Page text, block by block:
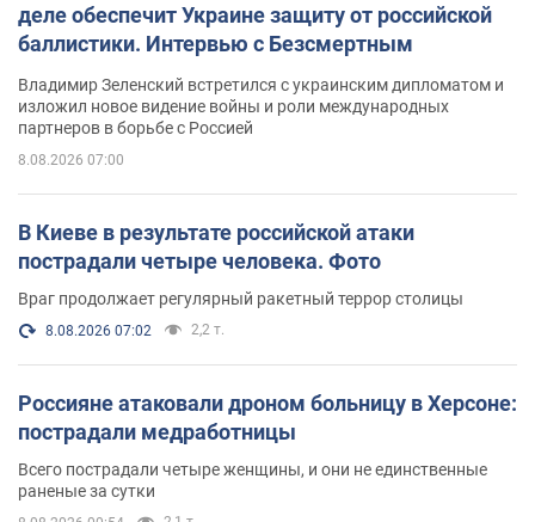
деле обеспечит Украине защиту от российской
баллистики. Интервью с Безсмертным
Владимир Зеленский встретился с украинским дипломатом и
изложил новое видение войны и роли международных
партнеров в борьбе с Россией
8.08.2026 07:00
В Киеве в результате российской атаки
пострадали четыре человека. Фото
Враг продолжает регулярный ракетный террор столицы
8.08.2026 07:02 2,2 т.
Россияне атаковали дроном больницу в Херсоне:
пострадали медработницы
Всего пострадали четыре женщины, и они не единственные
раненые за сутки